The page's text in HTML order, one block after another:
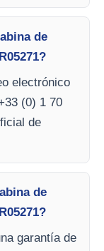
de
electrónico
(0) 1 70
de
de
garantía de